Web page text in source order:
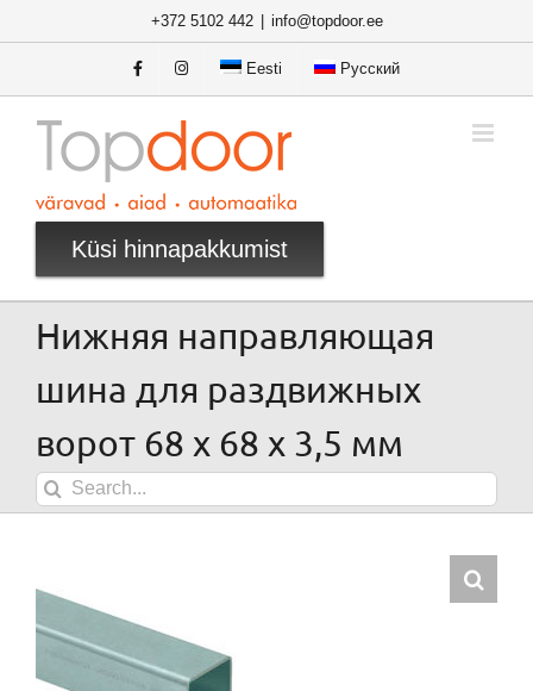
+372 5102 442 info@topdoor.ee
Eesti Русский
Küsi hinnapakkumist
Нижняя направляющая
шина для раздвижных
ворот 68 x 68 x 3,5 мм
Search
for: